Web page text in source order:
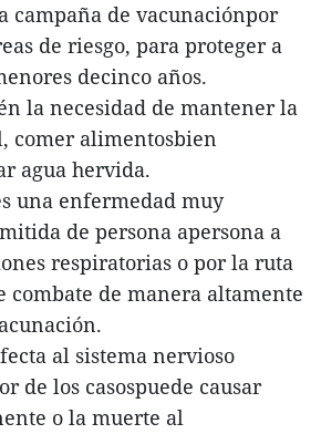
campaña de vacunaciónpor
de riesgo, para proteger a
decinco años.
la necesidad de mantener la
comer alimentosbien
agua hervida.
una enfermedad muy
de persona apersona a
respiratorias o por la ruta
combate de manera altamente
al sistema nervioso
de los casospuede causar
o la muerte al